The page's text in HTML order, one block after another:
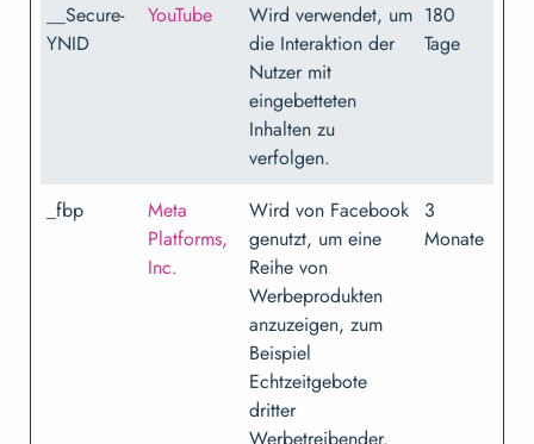
__Secure-
YNID
YouTube
Wird verwendet, um
die Interaktion der
Nutzer mit
eingebetteten
Inhalten zu
verfolgen.
180
Tage
_fbp
Meta
Platforms,
Inc.
Wird von Facebook
genutzt, um eine
Reihe von
Werbeprodukten
anzuzeigen, zum
Beispiel
Echtzeitgebote
dritter
3
Monate